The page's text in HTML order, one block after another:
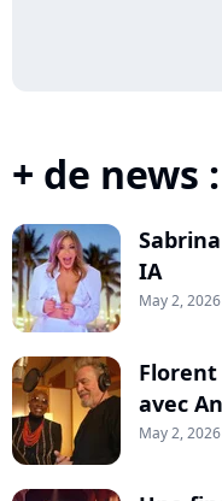
+ de news :
IA
May 2, 2026
Florent
avec
May 2, 2026